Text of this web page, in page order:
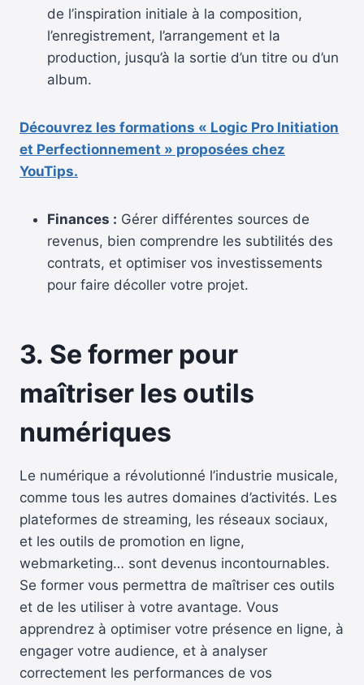
de l’inspiration initiale à la composition,
l’enregistrement, l’arrangement et la
production, jusqu’à la sortie d’un titre ou d’un
album.
Découvrez les formations « Logic Pro Initiation
et Perfectionnement » proposées chez
YouTips.
Finances : Gérer différentes sources de
revenus, bien comprendre les subtilités des
contrats, et optimiser vos investissements
pour faire décoller votre projet.
3. Se former pour
maîtriser les outils
numériques
Le numérique a révolutionné l’industrie musicale,
comme tous les autres domaines d’activités. Les
plateformes de streaming, les réseaux sociaux,
et les outils de promotion en ligne,
webmarketing… sont devenus incontournables.
Se former vous permettra de maîtriser ces outils
et de les utiliser à votre avantage. Vous
apprendrez à optimiser votre présence en ligne, à
engager votre audience, et à analyser
correctement les performances de vos